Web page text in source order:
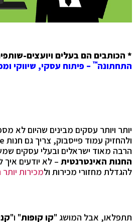
* הכותבים הם בעלים ויועצים-
התחתונה™ – פיתוח עסקי, שיווקי
יותר ויותר עסקים מבינים שהיום לא
ולהחזיק עמוד פייסבוק, צריך גם חנות E-Commerce
הרבה מאוד ישראלים ובעלי עסקים
החנות האינטרנטית – לא יודעים
להגדלת מחזורי מכירות ולמכירות יותר
תתפלאו, אבל המושג "קו קופות" ו"